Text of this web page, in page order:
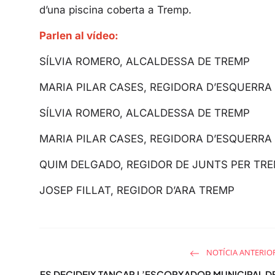
d’una piscina coberta a Tremp.
Parlen al vídeo:
SÍLVIA ROMERO, ALCALDESSA DE TREMP
MARIA PILAR CASES, REGIDORA
SÍLVIA ROMERO, ALCALDESSA DE TREMP
MARIA PILAR CASES, REGIDORA
QUIM DELGADO, REGIDOR DE JUNTS PER
JOSEP FILLAT, REGIDOR D’ARA TREMP
NOTÍCIA